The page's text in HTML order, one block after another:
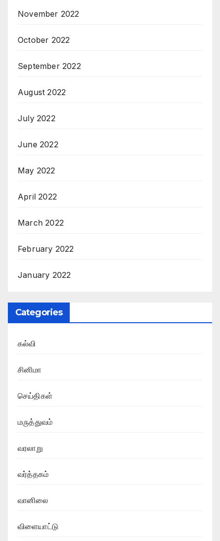
November 2022
October 2022
September 2022
August 2022
July 2022
June 2022
May 2022
April 2022
March 2022
February 2022
January 2022
Categories
கல்வி
சினிமா
செய்திகள்
மருத்துவம்
வரலாறு
வர்த்தகம்
வானிலை
விளையாட்டு